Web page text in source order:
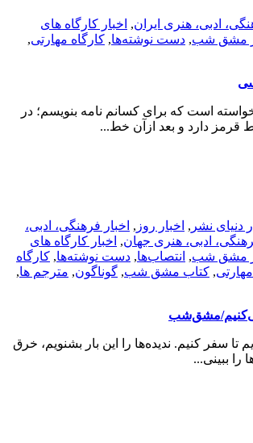
ادبی، هنری ایران, اخبار کارگاه های
مشق شب, دست نوشته‌ها, کارگاه مهارتی,
است که برای کسانم نامه بنویسم؛ در
قرمز دارد و بعد ازآن خط...
دنیای نشر , اخبار روز , اخبار فرهنگی، ادبی،
ادبی، هنری جهان, اخبار کارگاه های
مشق شب, انتصاب‌ها, دست نوشته‌ها, کارگاه
, کتاب مشق شب, گوناگون, مترجم ها,
مشق‌شب
تا سفر کنیم. ندیده‌ها را این بار بشنویم، خرق
را ببینی...